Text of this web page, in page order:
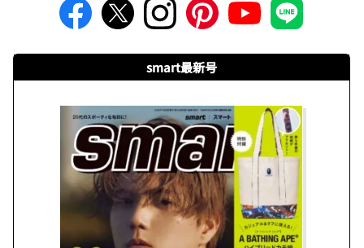
smart最新号